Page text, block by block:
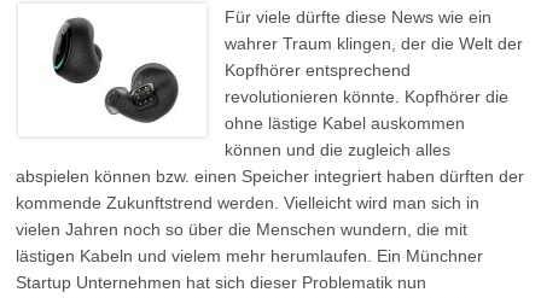
Für viele dürfte diese News wie ein
wahrer Traum klingen, der die Welt der
Kopfhörer entsprechend
revolutionieren könnte. Kopfhörer die
ohne lästige Kabel auskommen
können und die zugleich alles
abspielen können bzw. einen Speicher integriert haben dürften der
kommende Zukunftstrend werden. Vielleicht wird man sich in
vielen Jahren noch so über die Menschen wundern, die mit
lästigen Kabeln und vielem mehr herumlaufen. Ein Münchner
Startup Unternehmen hat sich dieser Problematik nun